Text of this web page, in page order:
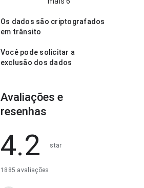
Os dados são criptografados
em trânsito
Você pode solicitar a
exclusão dos dados
Avaliações e
resenhas
4.2 star
1885 avaliações